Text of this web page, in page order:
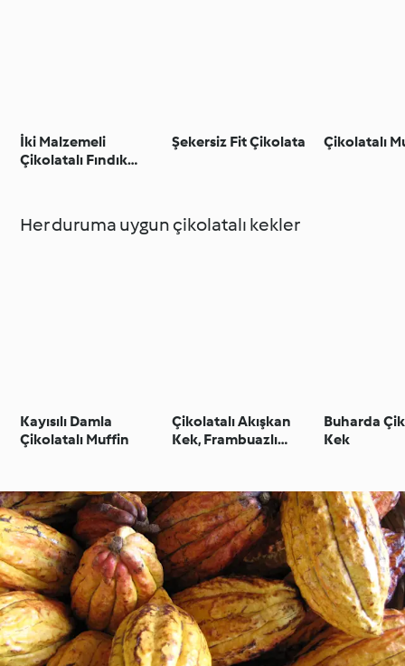
İki Malzemeli
Çikolatalı Fındık
Şekersiz Fit Çikolata Çikolatalı
Her duruma uygun çikolatalı kekler
Kayısılı Damla
Çikolatalı Muffin
Çikolatalı Akışkan
Kek, Frambuazlı
Buharda
Kek